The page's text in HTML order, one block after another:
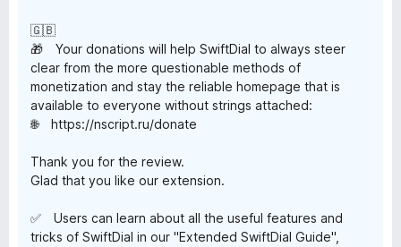
🇬🇧
🎁 Your donations will help SwiftDial to always steer
clear from the more questionable methods of
monetization and stay the reliable homepage that is
available to everyone without strings attached:
🌐 https://nscript.ru/donate
Thank you for the review.
Glad that you like our extension.
✅ Users can learn about all the useful features and
tricks of SwiftDial in our "Extended SwiftDial Guide",